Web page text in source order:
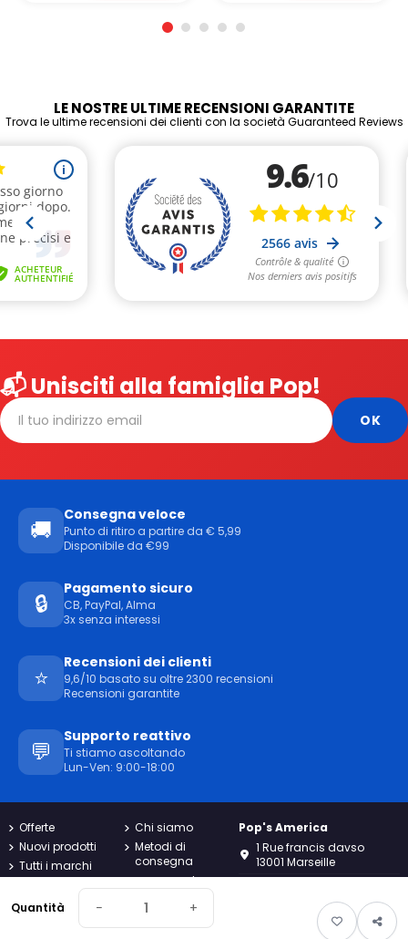
Quantità − +
LE NOSTRE ULTIME RECENSIONI GARANTITE
Trova le ultime recensioni dei clienti con la società Guaranteed Reviews
📬 Unisciti alla famiglia Pop!
🚚
Consegna veloce
Punto di ritiro a partire da € 5,99
Disponibile da €99
🔒
Pagamento sicuro
CB, PayPal, Alma
3x senza interessi
⭐
Recensioni dei clienti
9,6/10 basato su oltre 2300 recensioni
Recensioni garantite
💬
Supporto reattivo
Ti stiamo ascoltando
Lun-Ven: 9:00-18:00
Offerte
Nuovi prodotti
Tutti i marchi
generali e
condizioni
Chi siamo
Metodi di
consegna
pagamento
Resi
Contattaci
Pop's America
1 Rue francis davso
13001 Marseille
contact@popsamerica.com